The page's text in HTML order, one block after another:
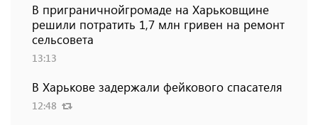
В приграничнойгромаде на Харьковщине
решили потратить 1,7 млн ​​гривен на ремонт
сельсовета
13:13
В Харькове задержали фейкового спасателя
12:48